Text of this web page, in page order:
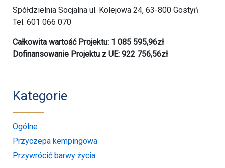
Spółdzielnia Socjalna ul. Kolejowa 24, 63-800 Gostyń
Tel. 601 066 070
Całkowita wartość Projektu: 1 085 595,96zł
Dofinansowanie Projektu z UE: 922 756,56zł
Kategorie
Ogólne
Przyczepa kempingowa
Przywrócić barwy życia